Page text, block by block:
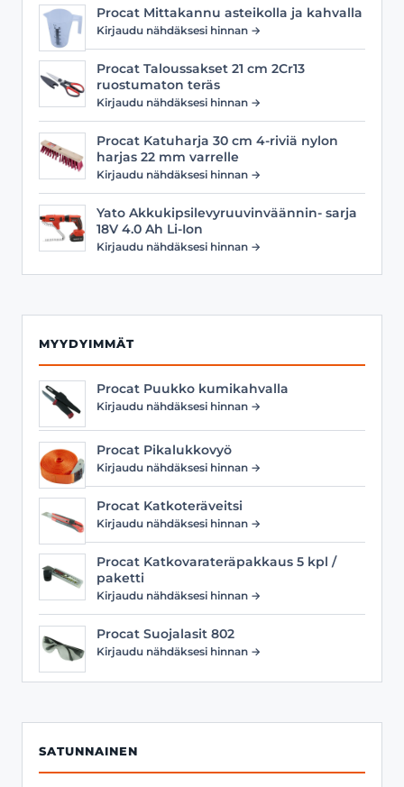
Procat Mittakannu asteikolla ja kahvalla
Kirjaudu nähdäksesi hinnan →
Procat Taloussakset 21 cm 2Cr13
ruostumaton teräs
Kirjaudu nähdäksesi hinnan →
Procat Katuharja 30 cm 4-riviä nylon
harjas 22 mm varrelle
Kirjaudu nähdäksesi hinnan →
Yato Akkukipsilevyruuvinväännin- sarja
18V 4.0 Ah Li-Ion
Kirjaudu nähdäksesi hinnan →
MYYDYIMMÄT
Procat Puukko kumikahvalla
Kirjaudu nähdäksesi hinnan →
Procat Pikalukkovyö
Kirjaudu nähdäksesi hinnan →
Procat Katkoteräveitsi
Kirjaudu nähdäksesi hinnan →
Procat Katkovarateräpakkaus 5 kpl /
paketti
Kirjaudu nähdäksesi hinnan →
Procat Suojalasit 802
Kirjaudu nähdäksesi hinnan →
SATUNNAINEN